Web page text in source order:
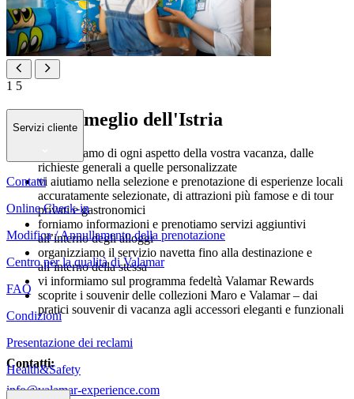
1 5
Scopra il meglio dell'Istria
ci occupiamo di ogni aspetto della vostra vacanza, dalle
richieste generali a quelle personalizzate
vi aiutiamo nella selezione e prenotazione di esperienze locali
accuratamente selezionate, di attrazioni più famose e di tour
privati e gastronomici
forniamo informazioni e prenotiamo servizi aggiuntivi
all’interno degli alloggi
organizziamo il servizio navetta fino alla destinazione e
all’interno della stessa
vi informiamo sul programma fedeltà Valamar Rewards
scoprite i souvenir delle collezioni Maro e Valamar – dai
pratici souvenir di vacanza agli accessori eleganti e funzionali
Contatti:
info@valamar-experience.com
Servizi cliente
Contatti
Online Check-in
Modifica / Annullamento della prenotazione
Centro per la qualità di Valamar
FAQ
Condizioni
Presentazione dei reclami
Health&Safety